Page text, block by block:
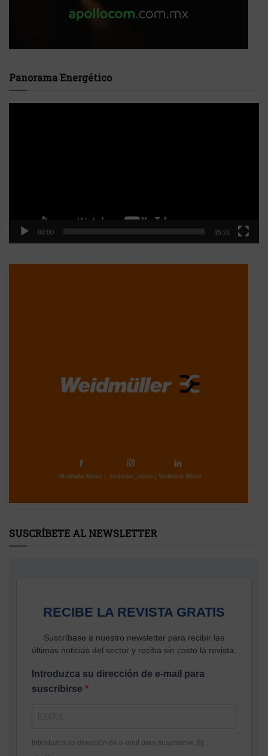
Panorama Energético
00:00 15:21
SUSCRÍBETE AL NEWSLETTER
RECIBE LA REVISTA GRATIS
Suscríbase a nuestro newsletter para recibir las
últimas noticias del sector y reciba sin costo la revista.
Introduzca su dirección de e-mail para
suscribirse
Introduzca su dirección de e-mail para suscribirse. Ej.: